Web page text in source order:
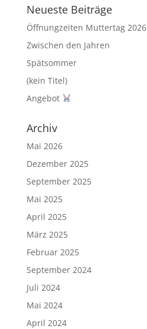
Neueste Beiträge
Öffnungzeiten Muttertag 2026
Zwischen den Jahren
Spätsommer
(kein Titel)
Angebot
Archiv
Mai 2026
Dezember 2025
September 2025
Mai 2025
April 2025
März 2025
Februar 2025
September 2024
Juli 2024
Mai 2024
April 2024